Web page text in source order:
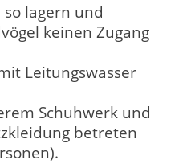
lagern und
keinen Zugang
Leitungswasser
Schuhwerk und
betreten